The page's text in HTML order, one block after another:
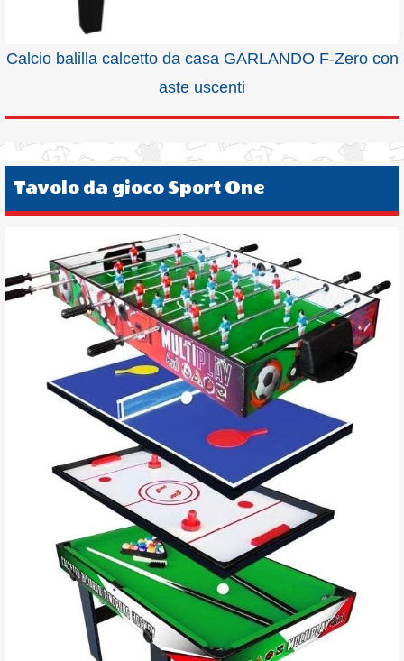
Calcio balilla calcetto da casa GARLANDO F-Zero con
aste uscenti
Tavolo da gioco Sport One